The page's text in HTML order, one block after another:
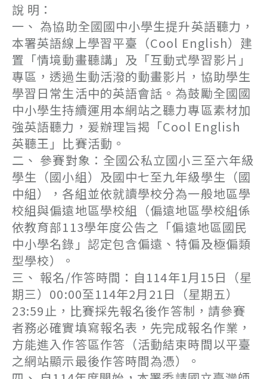
說 明：
一、 為協助全國國中小學生提升英語聽力，
本署英語線上學習平臺（Cool English）建
置「情境動畫聽講」及「互動式學習影片」
專區，透過生動活潑的動畫影片，協助學生
學習日常生活中的英語會話。為鼓勵全國國
中小學生持續運用本網站之聽力專區素材加
強英語聽力，爰辦理旨揭「Cool English
英聽王」比賽活動。
二、 參賽對象：全國公私立國小三至六年級
學生（國小組）及國中七至九年級學生（國
中組），各組並依就讀學校分為一般地區學
校組與偏遠地區學校組（偏遠地區學校組係
依教育部113學年度公告之「偏遠地區國民
中小學名錄」認定包含偏遠、特偏及極偏類
型學校）。
三、 報名/作答時間：自114年1月15日（星
期三）00:00至114年2月21日（星期五）
23:59止，比賽採先報名後作答制，請參賽
者務必確實填寫報名表，先完成報名作業，
方能進入作答區作答（活動結束時間以平臺
之網站顯示最後作答時間為憑）。